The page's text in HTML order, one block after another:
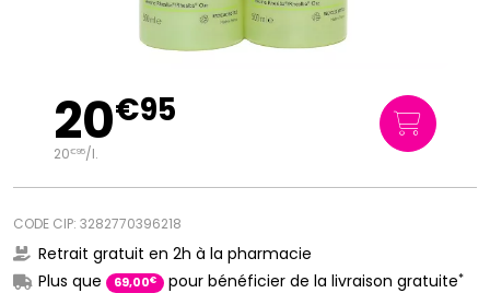
20€95
20€95/l.
CODE CIP: 3282770396218
Retrait gratuit en 2h à la pharmacie
Plus que
69,00€ pour bénéficier de la livraison gratuite*